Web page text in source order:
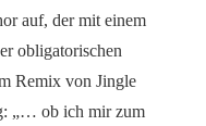
auf, der mit einem
obligatorischen
Remix von Jingle
„… ob ich mir zum